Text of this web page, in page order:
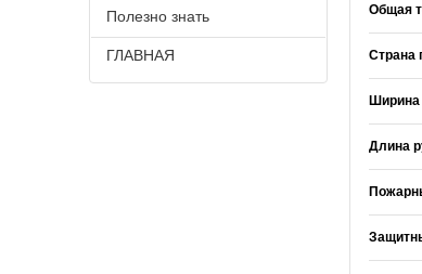
Общая
Страна
Ширина
Длина
Полезно знать
ГЛАВНАЯ